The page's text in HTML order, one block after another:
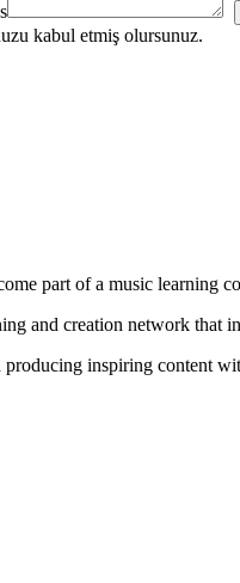
kabul etmiş olursunuz.
part of a music learning
and creation network
inspiring content